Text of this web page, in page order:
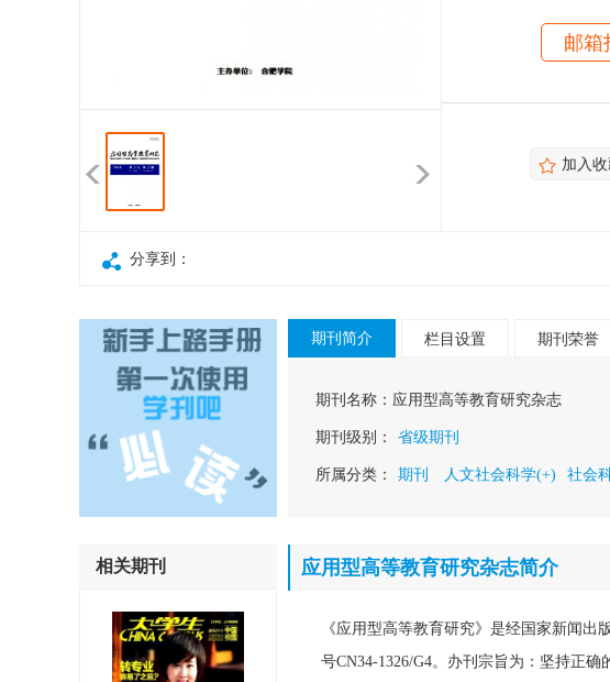
邮箱
加入
分享到：
相关期刊
期刊简介 栏目设置 期刊荣誉
期刊名称： 应用型高等教育研究杂志
期刊级别： 省级期刊
所属分类： 期刊 人文社会科学(+) 社会
应用型高等教育研究杂志简介
《应用型高等教育研究》是经国家新闻
号CN34-1326/G4。办刊宗旨为：坚持正